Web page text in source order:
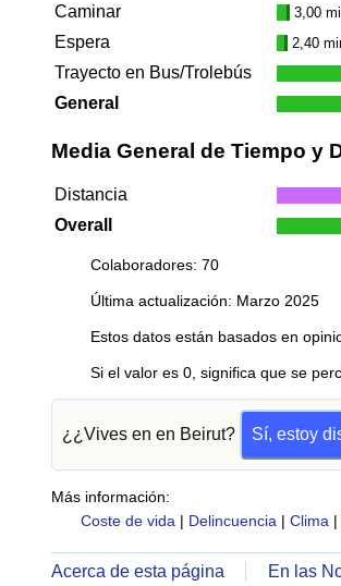
Caminar 3,00
Espera 2,40
Trayecto en Bus/Trolebús
General
Media General de Tiempo y
Distancia
Overall
Colaboradores: 70
Última actualización: Marzo 2025
Estos datos están basados en
Si el valor es 0, significa que se
¿¿Vives en en Beirut? Sí, estoy
Más información:
Coste de vida | Delincuencia | Clima |
Acerca de esta página En las